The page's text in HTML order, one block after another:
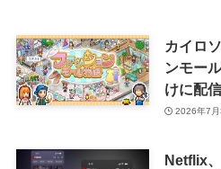
カイロ
ンモー
けに配
2026年7月
Netflix